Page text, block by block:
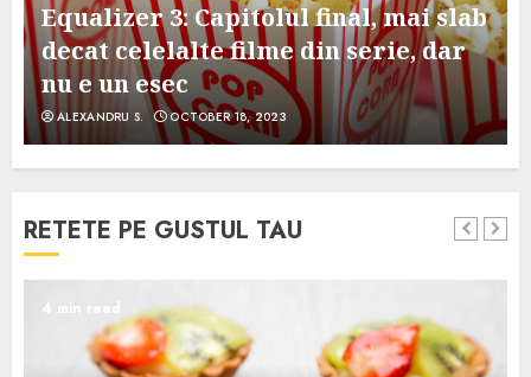
Equalizer 3: Capitolul final, mai slab
decat celelalte filme din serie, dar
nu e un esec
ALEXANDRU S. OCTOBER 18, 2023
RETETE PE GUSTUL TAU
4 min read